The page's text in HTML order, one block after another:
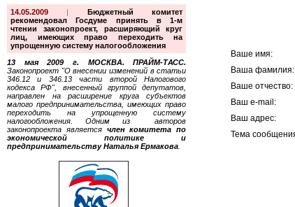
14.05.2009 | Бюджетный комитет
рекомендовал Госдуме принять в 1-м
чтении законопроект, расширяющий круг
лиц, имеющих право переходить на
упрощенную систему налогообложения
13 мая 2009 г. МОСКВА. ПРАЙМ-ТАСС.
Законопроект "О внесении изменений в статьи
346.12 и 346.13 части второй Налогового
кодекса РФ", внесенный группой депутатов,
направлен на расширение круга субъектов
малого предпринимательства, имеющих право
переходить на упрощенную систему
налогообложения. Одним из авторов
законопроекта является член комитета по
экономической политике и
предпринимательству Наталья Ермакова
Ваше имя:
Ваша фамилия:
Ваше отчество:
Ваш e-mail:
Ваш адрес:
Тема